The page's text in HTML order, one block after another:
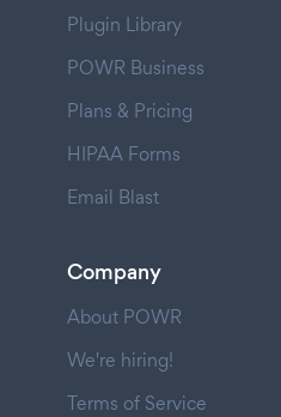
Plugin Library
POWR Business
Plans & Pricing
HIPAA Forms
Email Blast
Company
About POWR
We're hiring!
Terms of Service